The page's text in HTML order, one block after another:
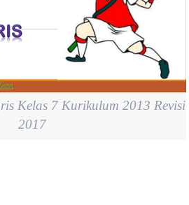
Kelas 7 Kurikulum 2013 Revisi
2017